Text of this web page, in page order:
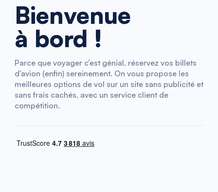
Bienvenue
à bord !
Parce que voyager c’est génial, réservez vos billets
d’avion (enfin) sereinement. On vous propose les
meilleures options de vol sur un site sans publicité et
sans frais cachés, avec un service client de
compétition.